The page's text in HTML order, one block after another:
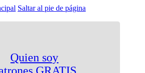
Saltar al pie de página
Quien soy